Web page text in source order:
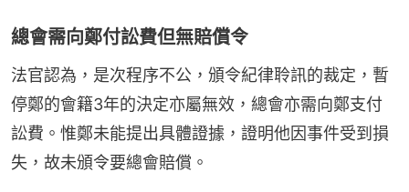
總會需向鄭付訟費但無賠償令
法官認為，是次程序不公，頒令紀律聆訊的裁定，暫
停鄭的會籍3年的決定亦屬無效，總會亦需向鄭支付
訟費。惟鄭未能提出具體證據，證明他因事件受到損
失，故未頒令要總會賠償。